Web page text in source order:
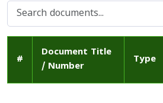
#
Document Title
/ Number
Type